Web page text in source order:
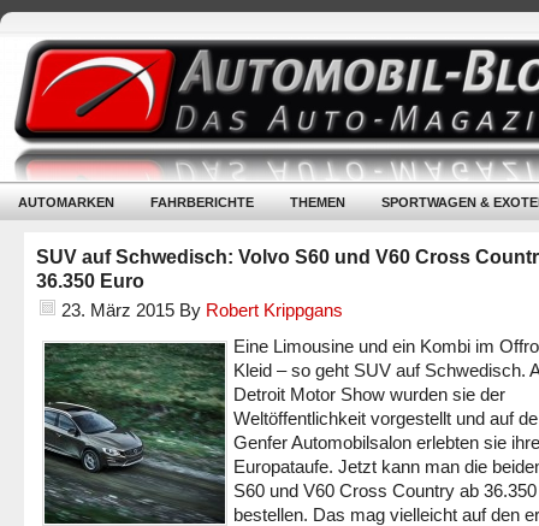
AUTOMARKEN FAHRBERICHTE THEMEN SPORTWAGEN &
SUV auf Schwedisch: Volvo S60 und V60 Cross
36.350 Euro
23. März 2015 By Robert Krippgans
Eine Limousine und ein Kombi im
Kleid – so geht SUV auf Schwedisch.
Detroit Motor Show wurden sie der
Weltöffentlichkeit vorgestellt und auf
Genfer Automobilsalon erlebten sie ihre
Europataufe. Jetzt kann man die
S60 und V60 Cross Country ab
bestellen. Das mag vielleicht auf den